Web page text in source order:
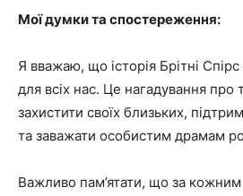
Мої думки та спостереження:
Я вважаю, що історія Брітні
для всіх нас. Це нагадування про
захистити своїх близьких,
та заважати особистим драмам
Важливо пам’ятати, що за